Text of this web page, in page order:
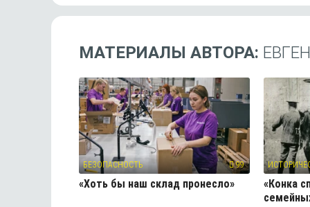
МАТЕРИАЛЫ АВТОРА:
БЕЗОПАСНОСТЬ 99
«Хоть бы наш склад пронесло»
«Конка